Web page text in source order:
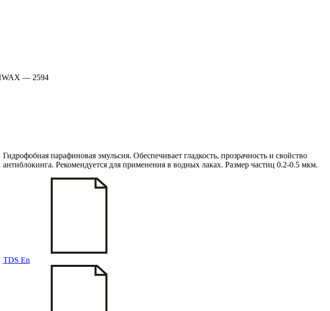
— 2594
Гидрофобная парафиновая эмульсия. Обеспечивает гладкость, прозрачность и свойство
антиблокинга. Рекомендуется для применения в водных лаках. Размер частиц 0.2-0.5 мкм.
TDS En